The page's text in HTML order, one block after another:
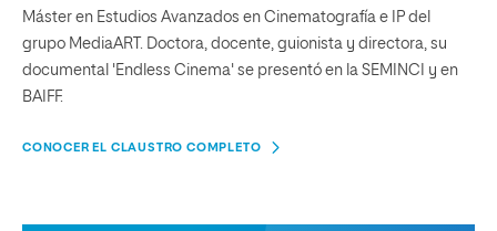
Máster en Estudios Avanzados en Cinematografía e IP del
grupo MediaART. Doctora, docente, guionista y directora, su
documental 'Endless Cinema' se presentó en la SEMINCI y en
BAIFF.
CONOCER EL CLAUSTRO COMPLETO